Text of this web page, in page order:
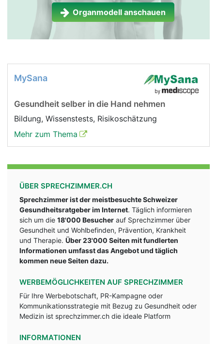
Organmodell anschauen
MySana
Gesundheit selber in die Hand nehmen
Bildung, Wissenstests, Risikoschätzung
Mehr zum Thema
ÜBER SPRECHZIMMER.CH
Sprechzimmer ist der meistbesuchte Schweizer
Gesundheitsratgeber im Internet. Täglich informieren
sich um die 18'000 Besucher auf Sprechzimmer über
Gesundheit und Wohlbefinden, Prävention, Krankheit
und Therapie. Über 23'000 Seiten mit fundlerten
Informationen umfasst das Angebot und täglich
kommen neue Seiten dazu.
WERBEMÖGLICHKEITEN AUF SPRECHZIMMER
Für Ihre Werbebotschaft, PR-Kampagne oder
Kommunikationsstrategie mit Bezug zu Gesundheit oder
Medizin ist sprechzimmer.ch die ideale Platform
INFORMATIONEN